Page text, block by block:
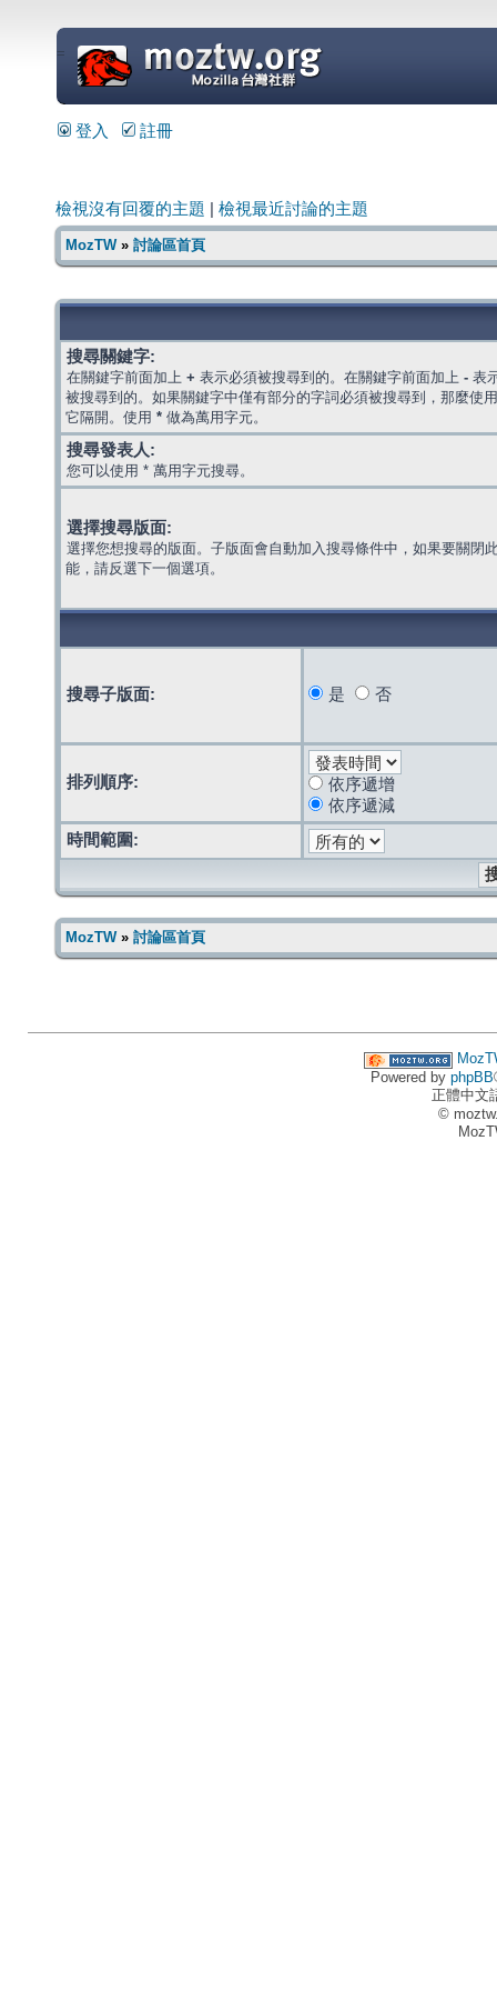
=
登入 註冊
檢視沒有回覆的主題 檢視最近討論的主題
MozTW» 討論區首頁
搜尋關鍵字:
在關鍵字前面加上 + 表示必須被搜尋到的。在關鍵字前面加上 - 表
被搜尋到的。如果關鍵字中僅有部分的字詞必須被搜尋到，那麼使
它隔開。使用 * 做為萬用字元。
搜尋發表人:
您可以使用 * 萬用字元搜尋。
選擇搜尋版面:
選擇您想搜尋的版面。子版面會自動加入搜尋條件中，如果要關閉
能，請反選下一個選項。
搜尋子版面: 是 否
排列順序:
依序遞增
依序遞減
時間範圍:
MozTW» 討論區首頁
Powered by phpBB
正體中文
©